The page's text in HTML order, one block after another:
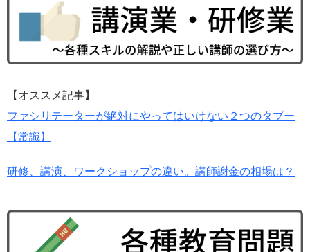
【オススメ記事】
ファシリテーターが絶対にやってはいけない２つのタブー
【常識】
研修、講演、ワークショップの違い。講師謝金の相場は？